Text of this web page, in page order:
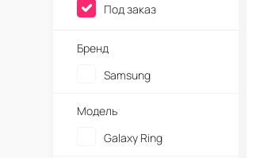
Под заказ
Бренд
Samsung
Модель
Galaxy Ring